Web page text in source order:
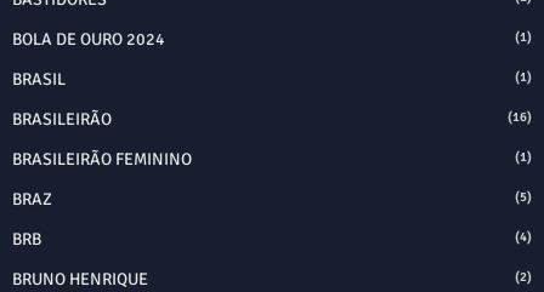
BOLA DE OURO 2024 (1)
BRASIL (1)
BRASILEIRÃO (16)
BRASILEIRÃO FEMININO (1)
BRAZ (5)
BRB (4)
BRUNO HENRIQUE (2)